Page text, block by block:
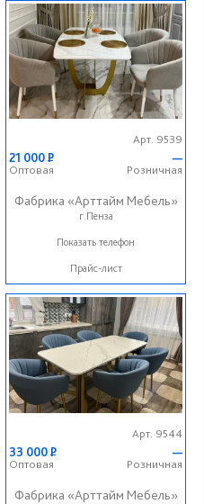
Арт. 9539
21 000Р
Оптовая
—
Розничная
Фабрика «Арттайм Мебель»
г.Пенза
+7 (800) 201-23-49
Показать телефон
Прайс-лист
Арт. 9544
33 000Р
Оптовая
—
Розничная
Фабрика «Арттайм Мебель»